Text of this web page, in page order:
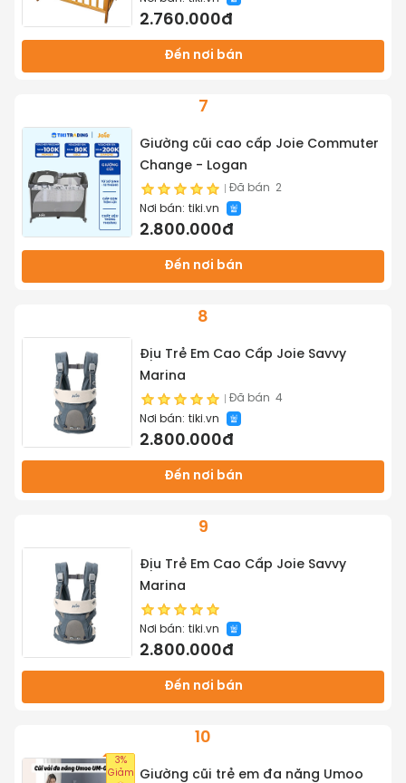
2.760.000đ
Đến nơi bán
7
Giường cũi cao cấp Joie Commuter
Change - Logan
Đã bán 2
Nơi bán: tiki.vn
2.800.000đ
Đến nơi bán
8
Địu Trẻ Em Cao Cấp Joie Savvy
Marina
Đã bán 4
Nơi bán: tiki.vn
2.800.000đ
Đến nơi bán
9
Địu Trẻ Em Cao Cấp Joie Savvy
Marina
Nơi bán: tiki.vn
2.800.000đ
Đến nơi bán
10
3%
Giảm
Giường cũi trẻ em đa năng Umoo